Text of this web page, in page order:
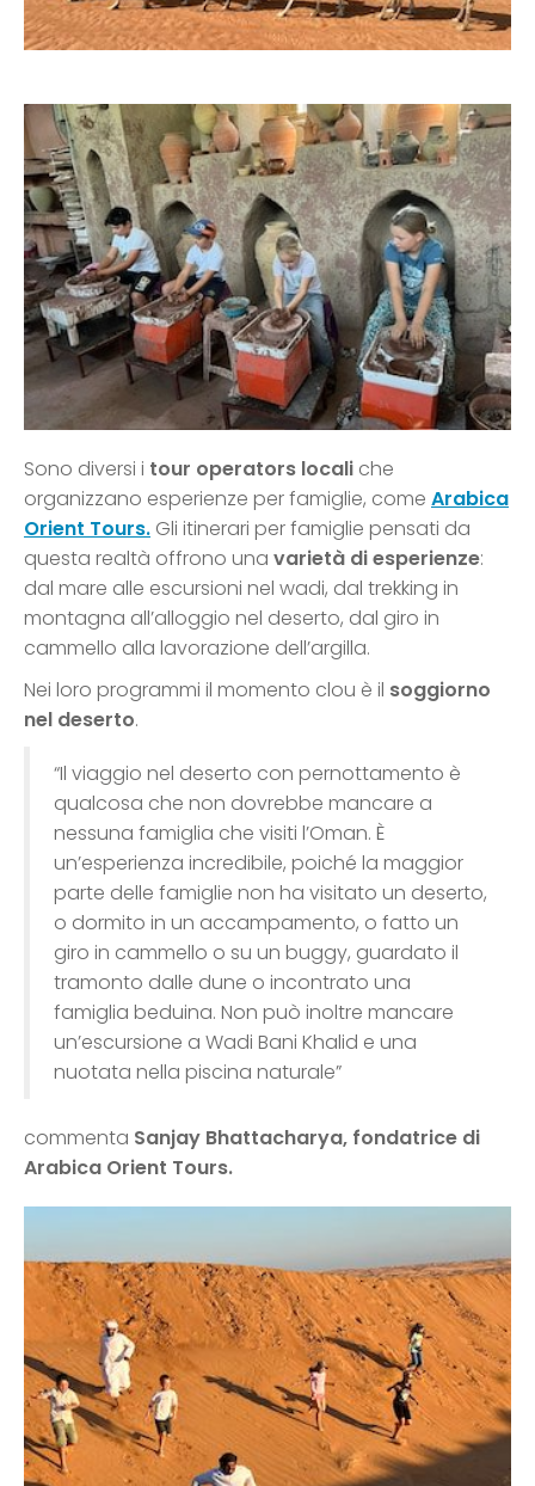
Sono diversi i tour operators locali che
organizzano esperienze per famiglie, come Arabica
Orient Tours. Gli itinerari per famiglie pensati da
questa realtà offrono una varietà di esperienze:
dal mare alle escursioni nel wadi, dal trekking in
montagna all’alloggio nel deserto, dal giro in
cammello alla lavorazione dell’argilla.
Nei loro programmi il momento clou è il soggiorno
nel deserto.
“Il viaggio nel deserto con pernottamento è
qualcosa che non dovrebbe mancare a
nessuna famiglia che visiti l’Oman. È
un’esperienza incredibile, poiché la maggior
parte delle famiglie non ha visitato un deserto,
o dormito in un accampamento, o fatto un
giro in cammello o su un buggy, guardato il
tramonto dalle dune o incontrato una
famiglia beduina. Non può inoltre mancare
un’escursione a Wadi Bani Khalid e una
nuotata nella piscina naturale”
commenta Sanjay Bhattacharya, fondatrice di
Arabica Orient Tours.